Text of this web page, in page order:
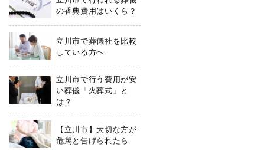
の香典費用はいくら？
立川市で葬儀社を比較
している方へ
立川市で行う費用が安
い葬儀「火葬式」と
は？
【立川市】大切な方が
危篤と告げられたら